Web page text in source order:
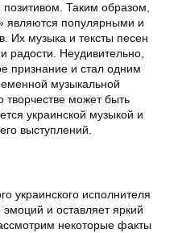
Таким образом,
являются популярными и
Их музыка и тексты песен
радости. Неудивительно,
признание и стал одним
музыкальной
творчестве может быть
украинской музыкой и
выступлений.
украинского исполнителя
и оставляет яркий
некоторые факты